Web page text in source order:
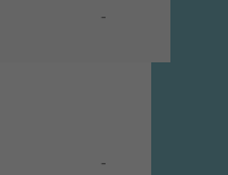
-
-